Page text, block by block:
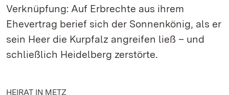
Verknüpfung: Auf Erbrechte aus ihrem
Ehevertrag berief sich der Sonnenkönig, als er
sein Heer die Kurpfalz angreifen ließ – und
schließlich Heidelberg zerstörte.
HEIRAT IN METZ